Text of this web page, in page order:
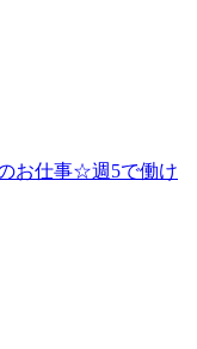
お仕事☆週5で働け